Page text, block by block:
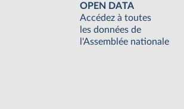
OPEN DATA
Accédez à toutes
les données de
l'Assemblée nationale